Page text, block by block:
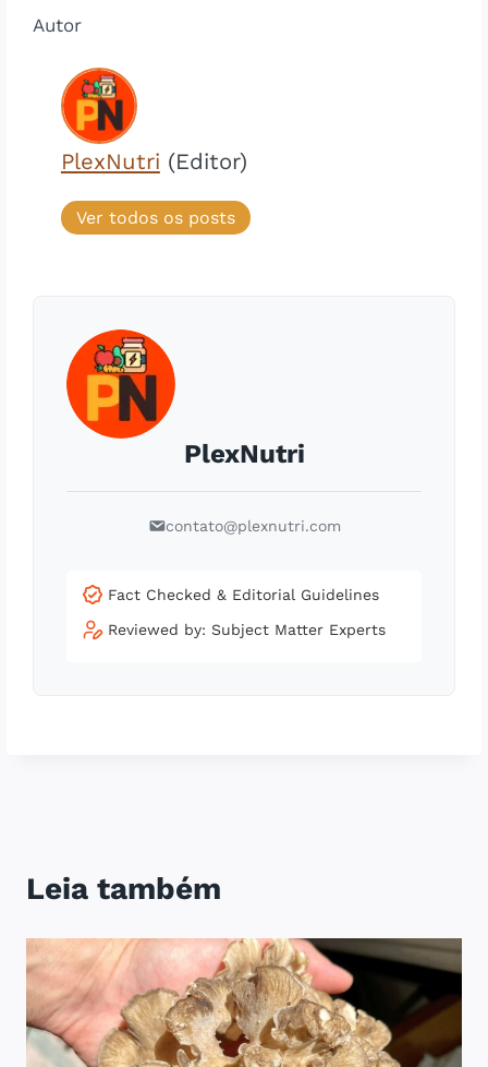
Autor
PlexNutri (Editor)
Ver todos os posts
PlexNutri
contato@plexnutri.com
Fact Checked & Editorial Guidelines
Reviewed by: Subject Matter Experts
Leia também